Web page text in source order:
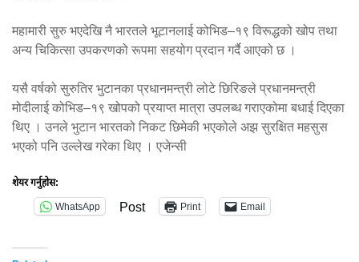
महामारी सुरु भएदेखि नै भारतले भूटानलाई कोभिड–१९ विरूद्धको खोप तथा
अन्य चिकित्सा उपकरणको रूपमा सहयोग प्रदान गर्दै आएको छ ।
यसै वर्षको सुरुतिर भुटानका प्रधानमन्त्री लोटे छिरिङले प्रधानमन्त्री
मोदीलाई कोभिड–१९ खोपको प्रयाप्त मात्रा उपलब्ध गराएकोमा बधाई दिएका
थिए । उनले भुटान भारतको निकट छिमेकी भएकोले अझ सुरक्षित महसुस
भएको पनि उल्लेख गरेका थिए । एजेन्सी
शेयर गर्नुहोस:
WhatsApp Post Print Email